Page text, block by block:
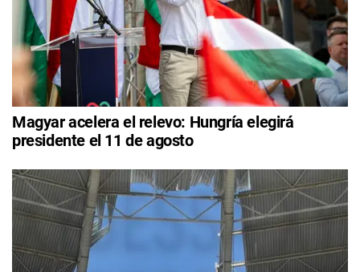
Magyar acelera el relevo: Hungría elegirá
presidente el 11 de agosto